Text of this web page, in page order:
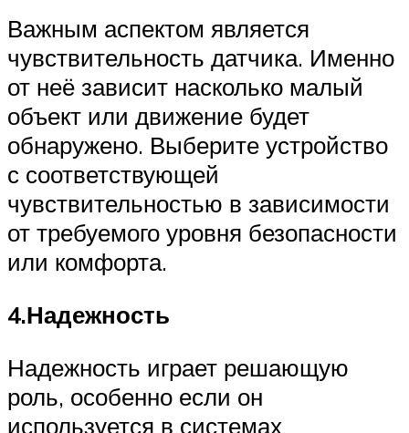
Важным аспектом является
чувствительность датчика. Именно
от неё зависит насколько малый
объект или движение будет
обнаружено. Выберите устройство
с соответствующей
чувствительностью в зависимости
от требуемого уровня безопасности
или комфорта.
4.Надежность
Надежность играет решающую
роль, особенно если он
используется в системах